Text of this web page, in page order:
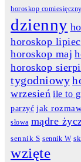
horoskop comiesięczny
dzienny
horoskop lipiec
horoskop maj
horoskop
tygodniowy
wrzesień ile to
parzyć jak
słowa mądre
sennik S sennik W
wzięte